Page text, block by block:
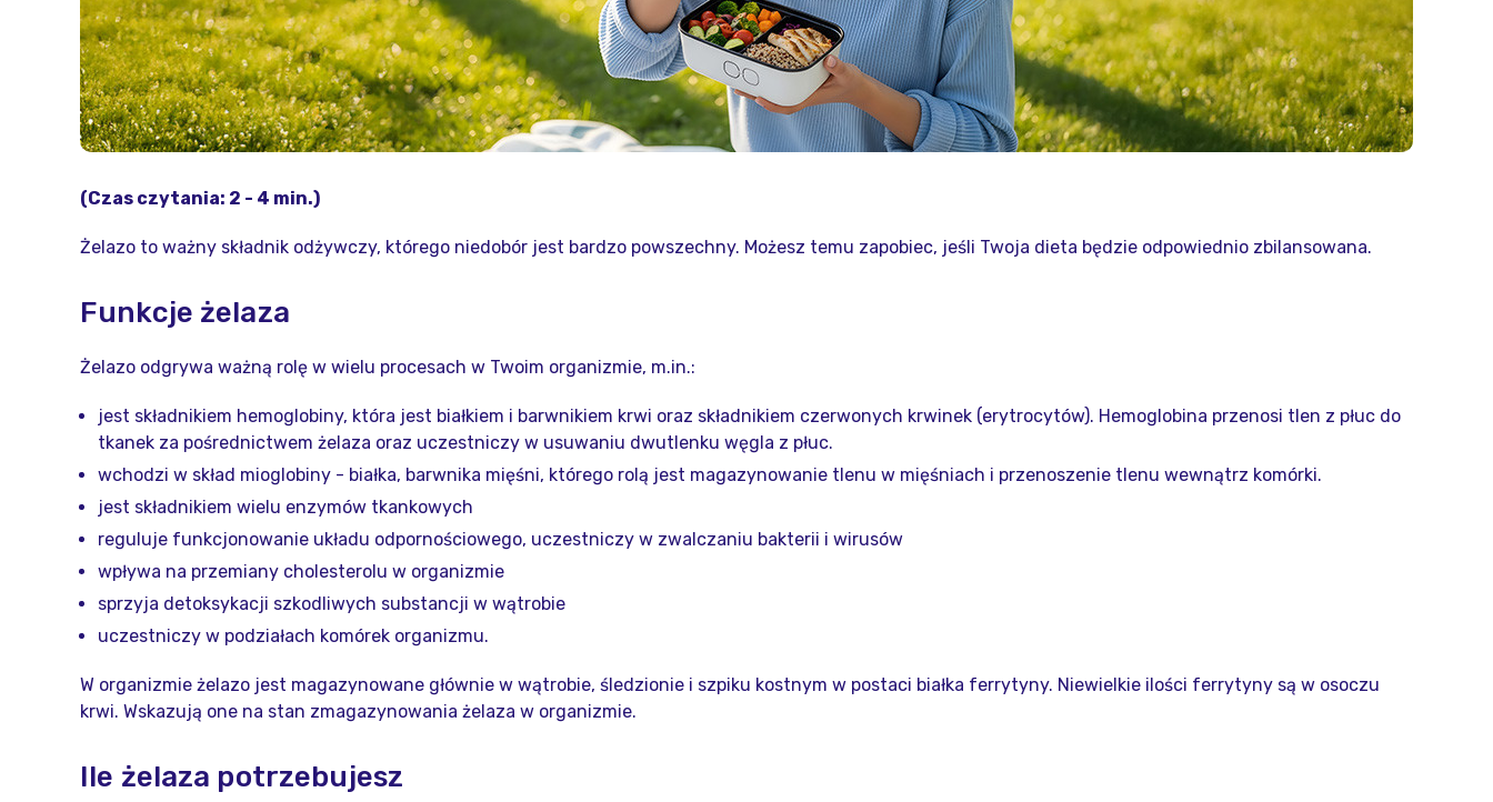
(Czas czytania: 2 - 4 min.)
Żelazo to ważny składnik odżywczy, którego niedobór jest bardzo powszechny. Możesz temu zapobiec, jeśli Twoja dieta będzie odpowiednio zbilansowana.
Funkcje żelaza
Żelazo odgrywa ważną rolę w wielu procesach w Twoim organizmie, m.in.:
jest składnikiem hemoglobiny, która jest białkiem i barwnikiem krwi oraz składnikiem czerwonych krwinek (erytrocytów). Hemoglobina przenosi tlen z płuc do
tkanek za pośrednictwem żelaza oraz uczestniczy w usuwaniu dwutlenku węgla z płuc.
wchodzi w skład mioglobiny - białka, barwnika mięśni, którego rolą jest magazynowanie tlenu w mięśniach i przenoszenie tlenu wewnątrz komórki.
jest składnikiem wielu enzymów tkankowych
reguluje funkcjonowanie układu odpornościowego, uczestniczy w zwalczaniu bakterii i wirusów
wpływa na przemiany cholesterolu w organizmie
sprzyja detoksykacji szkodliwych substancji w wątrobie
uczestniczy w podziałach komórek organizmu.
W organizmie żelazo jest magazynowane głównie w wątrobie, śledzionie i szpiku kostnym w postaci białka ferrytyny. Niewielkie ilości ferrytyny są w osoczu
krwi. Wskazują one na stan zmagazynowania żelaza w organizmie.
Ile żelaza potrzebujesz